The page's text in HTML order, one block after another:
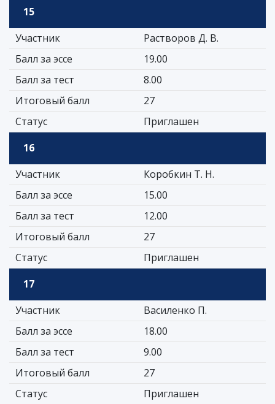
15
Участник
Растворов Д. В.
Балл за эссе
19.00
Балл за тест
8.00
Итоговый балл
27
Статус
Приглашен
16
Участник
Коробкин Т. Н.
Балл за эссе
15.00
Балл за тест
12.00
Итоговый балл
27
Статус
Приглашен
17
Участник
Василенко П.
Балл за эссе
18.00
Балл за тест
9.00
Итоговый балл
27
Статус
Приглашен